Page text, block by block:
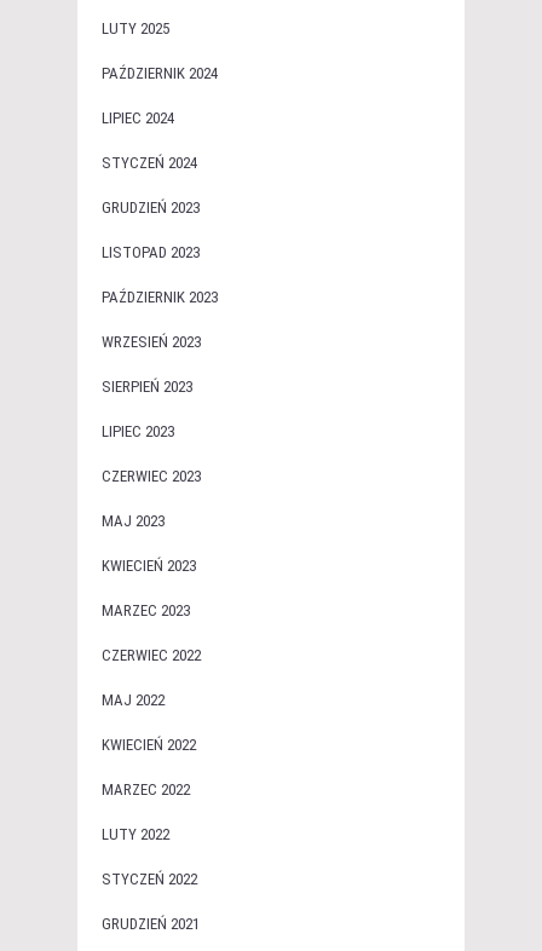
LUTY 2025
PAŹDZIERNIK 2024
LIPIEC 2024
STYCZEŃ 2024
GRUDZIEŃ 2023
LISTOPAD 2023
PAŹDZIERNIK 2023
WRZESIEŃ 2023
SIERPIEŃ 2023
LIPIEC 2023
CZERWIEC 2023
MAJ 2023
KWIECIEŃ 2023
MARZEC 2023
CZERWIEC 2022
MAJ 2022
KWIECIEŃ 2022
MARZEC 2022
LUTY 2022
STYCZEŃ 2022
GRUDZIEŃ 2021